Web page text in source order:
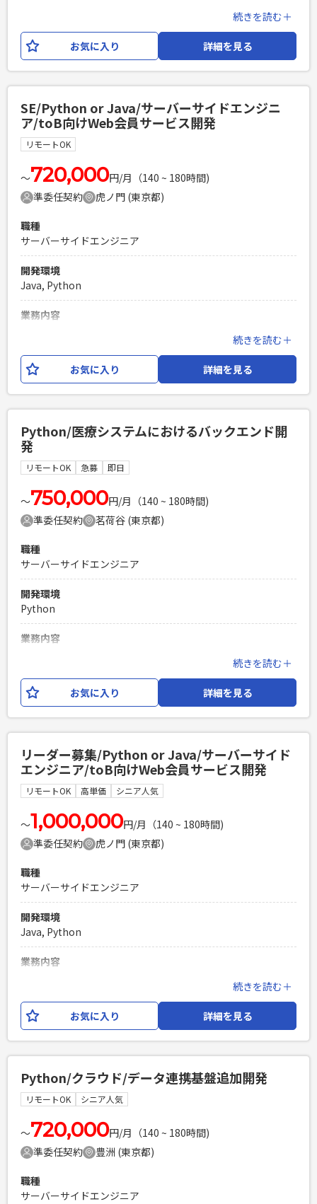
プラットフォームのリニューアル案件に サーバーサイドエン
ジニア（Python）のSEとしてご参画いただきます。 【開発環
境】Python,Azure,HTML,CSS,JavaScript,Azure,Claude
・PythonによるWebアプリケーション設計開発経験3年以上
・Gitを使用したチーム開発経験 ・対人コミュニケーション能
力の高い方（★重要）
Laravelを用いた開発経験1年以上
エンジニア複数人のチームでの開発経験
続きを読む＋
お気に入り 詳細を見る
SE/Python or Java/サーバーサイドエンジニ
ア/toB向けWeb会員サービス開発
リモートOK
〜720,000円/月（140 ~ 180時間)
準委任契約
虎ノ門 (東京都)
職種
サーバーサイドエンジニア
開発環境
Java, Python
業務内容
プラットフォームの運用開発となります。 サービスは2つあ
り、いずれかのサービスにサーバーサイドエンジニアのSEと
してご参画いただきます。 開発言語はPythonとJavaがあり、
・PythonもしくはJavaによるWebアプリケーション開発経験
3年以上 ・Gitを使用したチーム開発経験 ・対人コミュニケー
ション能力の高い方（★重要）
Laravelを用いた開発経験1年以上
エンジニア複数人のチームでの開発経験
続きを読む＋
お気に入り 詳細を見る
Python/医療システムにおけるバックエンド開
発
リモートOK 急募 即日
〜750,000円/月（140 ~ 180時間)
準委任契約
茗荷谷 (東京都)
職種
サーバーサイドエンジニア
開発環境
Python
業務内容
携開発における、詳細設計および開発・テストをご担当いた
だきます。 電子カルテベンダーによって連携方式が異なるた
め、要件に合わせた柔軟な実装が求められます。 ■詳細設
不具合修正、仕様変更対応 ■ドキュメント作成 - 関連する技
術資料、設定資料、引き継ぎ資料の作成
必須スキル
・バックエンド開発における実務経験（5年以上） ・Python
を用いたバックエンド開発経験（3年以上） ・ソケット通信
（TCP/IP通信）を用いた開発実務経験 ・API連携およびファ
PHPを用いたWebサービスの開発経験4年以上
エンジニア複数人のチームでの開発経験
続きを読む＋
お気に入り 詳細を見る
リーダー募集/Python or Java/サーバーサイド
エンジニア/toB向けWeb会員サービス開発
リモートOK 高単価 シニア人気
〜1,000,000円/月（140 ~ 180時間)
準委任契約
虎ノ門 (東京都)
職種
サーバーサイドエンジニア
開発環境
Java, Python
業務内容
の運用開発となります。 サービスは2つあり、いずれかのサー
ビスにサーバーサイドエンジニアのPLとしてご参画いただき
ます。 開発言語はPythonとJavaがあり、ご経験に応じてアサ
・顧客と技術観点で折衝ができ要求整理と要件定義ができる
方 ・成果物のレビューができる方 ・Webアプリケーションの
設計、開発経験が5年以上 ・PythonもしくはJavaによるWeb
アプリケーション開発経験3年以上 ・Gitを使用したチーム開
発経験
PHPを用いたWebサービスの開発経験4年以上
Laravelを用いた開発経験1年以上
エンジニア複数人のチームでの開発経験
続きを読む＋
お気に入り 詳細を見る
Python/クラウド/データ連携基盤追加開発
リモートOK シニア人気
〜720,000円/月（140 ~ 180時間)
準委任契約
豊洲 (東京都)
職種
サーバーサイドエンジニア